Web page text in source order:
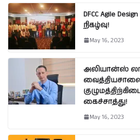
DFCC Agile
நிகழ்வு!
May 16, 2023
அலியான்ஸ்
கைச்சாத்து!
May 16, 2023